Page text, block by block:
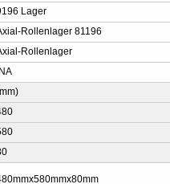
Lager
Rollenlager 81196
Rollenlager
INA